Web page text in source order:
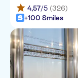
4,57/5 (326)
+100 Smiles